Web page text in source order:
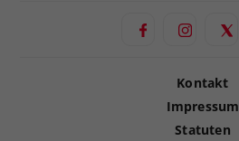
Kontakt
Impressum
Statuten